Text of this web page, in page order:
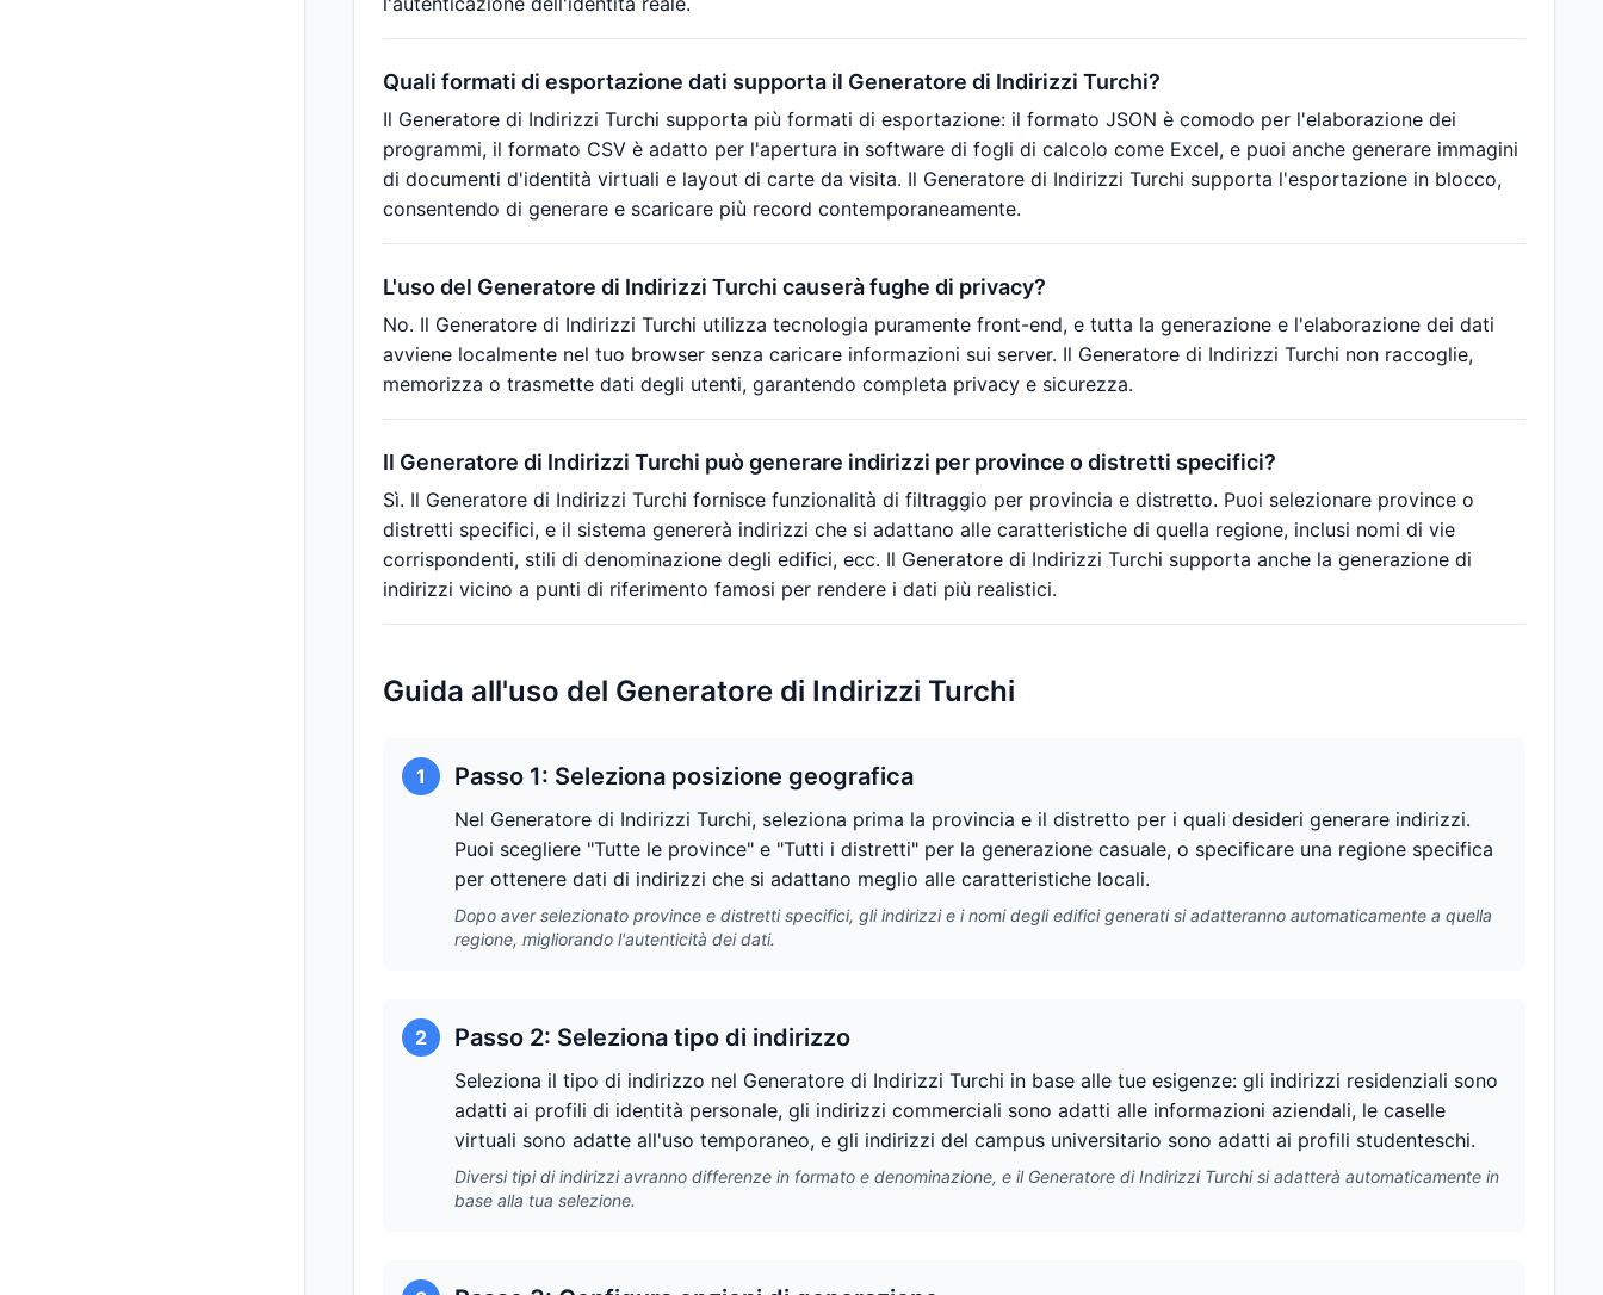
Quali formati di esportazione dati supporta il Generatore di Indirizzi Turchi?
Il Generatore di Indirizzi Turchi supporta più formati di esportazione: il formato JSON è comodo per l'elaborazione dei
programmi, il formato CSV è adatto per l'apertura in software di fogli di calcolo come Excel, e puoi anche generare immagini
di documenti d'identità virtuali e layout di carte da visita. Il Generatore di Indirizzi Turchi supporta l'esportazione in blocco,
consentendo di generare e scaricare più record contemporaneamente.
L'uso del Generatore di Indirizzi Turchi causerà fughe di privacy?
No. Il Generatore di Indirizzi Turchi utilizza tecnologia puramente front-end, e tutta la generazione e l'elaborazione dei dati
avviene localmente nel tuo browser senza caricare informazioni sui server. Il Generatore di Indirizzi Turchi non raccoglie,
memorizza o trasmette dati degli utenti, garantendo completa privacy e sicurezza.
Il Generatore di Indirizzi Turchi può generare indirizzi per province o distretti specifici?
Sì. Il Generatore di Indirizzi Turchi fornisce funzionalità di filtraggio per provincia e distretto. Puoi selezionare province o
distretti specifici, e il sistema genererà indirizzi che si adattano alle caratteristiche di quella regione, inclusi nomi di vie
corrispondenti, stili di denominazione degli edifici, ecc. Il Generatore di Indirizzi Turchi supporta anche la generazione di
indirizzi vicino a punti di riferimento famosi per rendere i dati più realistici.
Guida all'uso del Generatore di Indirizzi Turchi
1 Passo 1: Seleziona posizione geografica
Nel Generatore di Indirizzi Turchi, seleziona prima la provincia e il distretto per i quali desideri generare indirizzi.
Puoi scegliere "Tutte le province" e "Tutti i distretti" per la generazione casuale, o specificare una regione specifica
per ottenere dati di indirizzi che si adattano meglio alle caratteristiche locali.
Dopo aver selezionato province e distretti specifici, gli indirizzi e i nomi degli edifici generati si adatteranno automaticamente a quella
regione, migliorando l'autenticità dei dati.
2 Passo 2: Seleziona tipo di indirizzo
Seleziona il tipo di indirizzo nel Generatore di Indirizzi Turchi in base alle tue esigenze: gli indirizzi residenziali sono
adatti ai profili di identità personale, gli indirizzi commerciali sono adatti alle informazioni aziendali, le caselle
virtuali sono adatte all'uso temporaneo, e gli indirizzi del campus universitario sono adatti ai profili studenteschi.
Diversi tipi di indirizzi avranno differenze in formato e denominazione, e il Generatore di Indirizzi Turchi si adatterà automaticamente in
base alla tua selezione.